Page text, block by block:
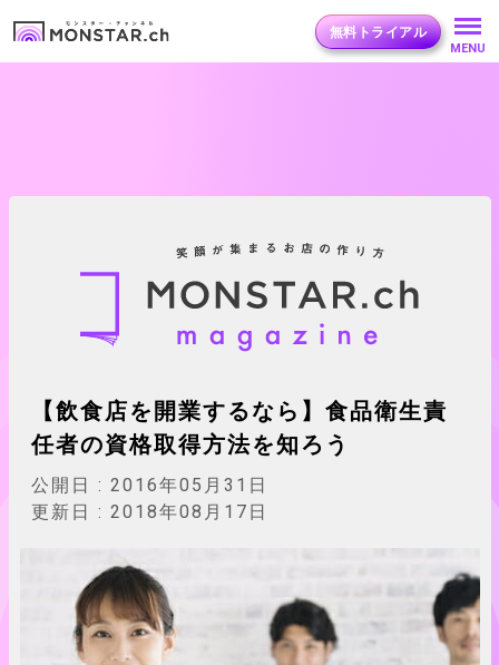
無料トライアル
MENU
【飲食店を開業するなら】食品衛生責
任者の資格取得方法を知ろう
公開日 : 2016年05月31日
更新日 : 2018年08月17日